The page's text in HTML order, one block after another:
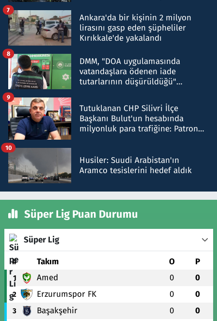
Ankara'da bir kişinin 2 milyon
lirasını gasp eden şüpheliler
Kırıkkale'de yakalandı
7
DMM, "DOA uygulamasında
vatandaşlara ödenen iade
tutarlarının düşürüldüğü"
8
Tutuklanan CHP Silivri İlçe
Başkanı Bulut'un hesabında
milyonluk para trafiğine: Patron
9
Husiler: Suudi Arabistan'ın
Aramco tesislerini hedef aldık
10
Süper Lig Puan Durumu
Süper Lig
# Takım O P
1 Amed 0 0
2 Erzurumspor FK 0 0
3 Başakşehir 0 0